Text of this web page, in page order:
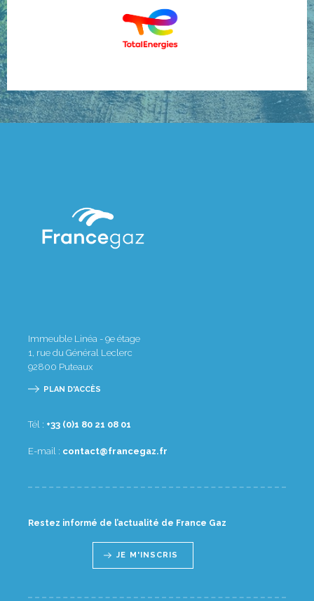
Immeuble Linéa - 9e étage
1, rue du Général Leclerc
92800 Puteaux
PLAN D'ACCÈS
Tél : 10 80 12 08 1(0) 33+
E-mail : rf.zagecnarf@tcatnoc
Restez informé de l’actualité de France Gaz
JE M'INSCRIS